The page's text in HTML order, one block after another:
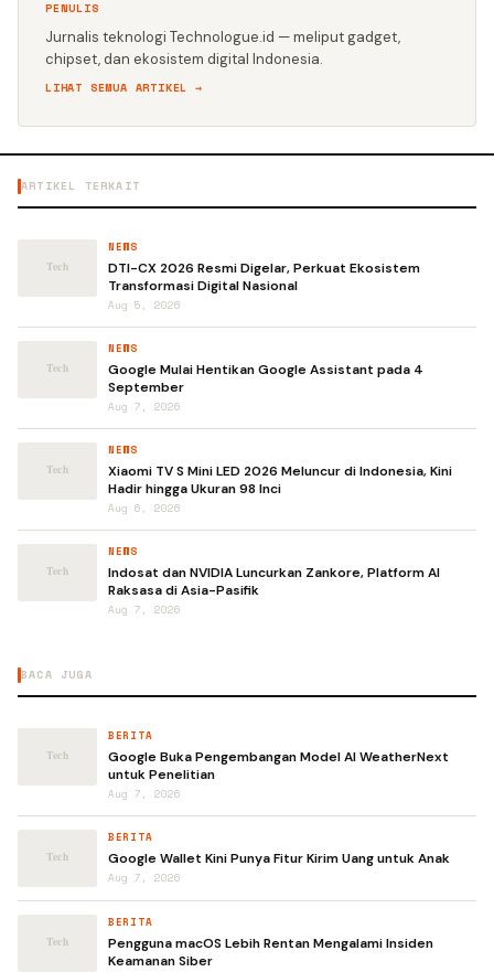
PENULIS
Jurnalis teknologi Technologue.id — meliput gadget,
chipset, dan ekosistem digital Indonesia.
LIHAT SEMUA ARTIKEL →
ARTIKEL TERKAIT
NEWS
DTI-CX 2026 Resmi Digelar, Perkuat Ekosistem
Transformasi Digital Nasional
Aug 5, 2026
NEWS
Google Mulai Hentikan Google Assistant pada 4
September
Aug 7, 2026
NEWS
Xiaomi TV S Mini LED 2026 Meluncur di Indonesia, Kini
Hadir hingga Ukuran 98 Inci
Aug 6, 2026
NEWS
Indosat dan NVIDIA Luncurkan Zankore, Platform AI
Raksasa di Asia-Pasifik
Aug 7, 2026
BACA JUGA
BERITA
Google Buka Pengembangan Model AI WeatherNext
untuk Penelitian
Aug 7, 2026
BERITA
Google Wallet Kini Punya Fitur Kirim Uang untuk Anak
Aug 7, 2026
BERITA
Pengguna macOS Lebih Rentan Mengalami Insiden
Keamanan Siber